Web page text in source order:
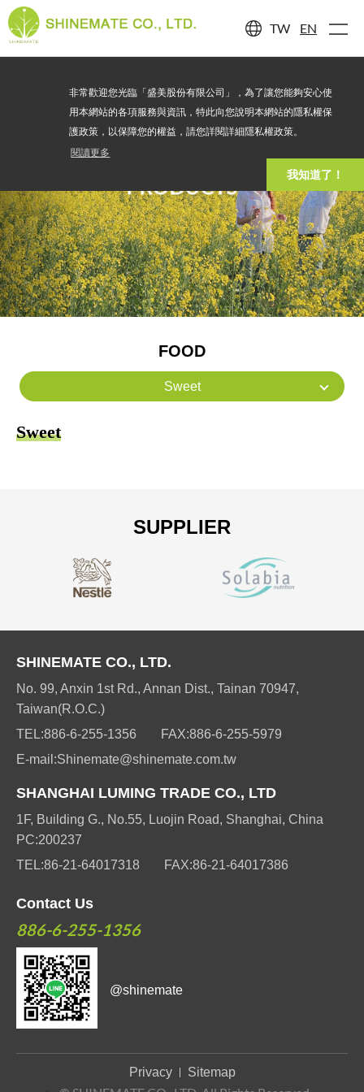
非常歡迎您光臨「盛美股份有限公司」，為了讓您能夠安心使
用本網站的各項服務與資訊，特此向您說明本網站的隱私權保
護政策，以保障您的權益，請您詳閱詳細隱私權政策。
閱讀更多
我知道了！
TW EN
PRODUCTS
FOOD
Sweet
Sweet
SUPPLIER
SHINEMATE CO., LTD.
No. 99, Anxin 1st Rd., Annan Dist., Tainan 70947,
Taiwan(R.O.C.)
TEL:886-6-255-1356 FAX:886-6-255-5979
E-mail:Shinemate@shinemate.com.tw
SHANGHAI LUMING TRADE CO., LTD
1F, Building G., No.55, Luojin Road, Shanghai, China
PC:200237
TEL:86-21-64017318 FAX:86-21-64017386
Contact Us
886-6-255-1356
@shinemate
Privacy
Sitemap